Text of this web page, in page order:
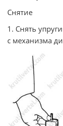
Снятие
1. Снять
с механизма